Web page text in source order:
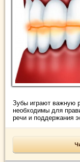
Зубы играют важную
необходимы для
речи и поддержания